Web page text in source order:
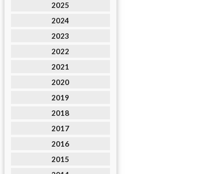
2025
2024
2023
2022
2021
2020
2019
2018
2017
2016
2015